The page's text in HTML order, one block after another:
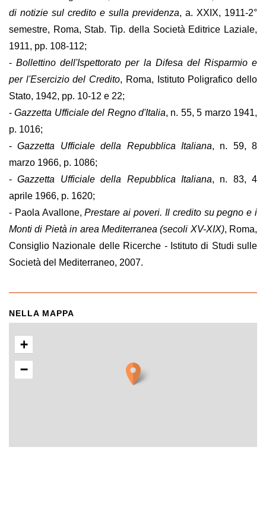
di notizie sul credito e sulla previdenza, a. XXIX, 1911-2°
semestre, Roma, Stab. Tip. della Società Editrice Laziale,
1911, pp. 108-112;
-Bollettino dell'Ispettorato per la Difesa del Risparmio e
per l'Esercizio del Credito, Roma, Istituto Poligrafico dello
Stato, 1942, pp. 10-12 e 22;
-Gazzetta Ufficiale del Regno d'Italia, n. 55, 5 marzo 1941,
p. 1016;
-Gazzetta Ufficiale della Repubblica Italiana, n. 59, 8
marzo 1966, p. 1086;
-Gazzetta Ufficiale della Repubblica Italiana, n. 83, 4
aprile 1966, p. 1620;
- Paola Avallone,Prestare ai poveri. Il credito su pegno e i
Monti di Pietà in area Mediterranea (secoli XV-XIX), Roma,
Consiglio Nazionale delle Ricerche - Istituto di Studi sulle
Società del Mediterraneo, 2007.
NELLA MAPPA
+
−